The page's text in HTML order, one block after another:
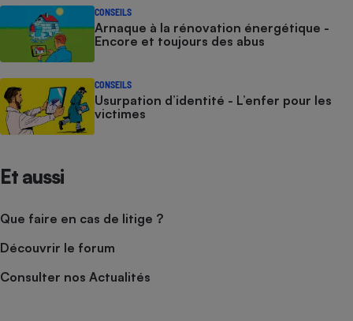
CONSEILS
Arnaque à la rénovation énergétique -
Encore et toujours des abus
CONSEILS
Usurpation d’identité - L’enfer pour les
victimes
Et aussi
Que faire en cas de litige ?
Découvrir le forum
Consulter nos Actualités